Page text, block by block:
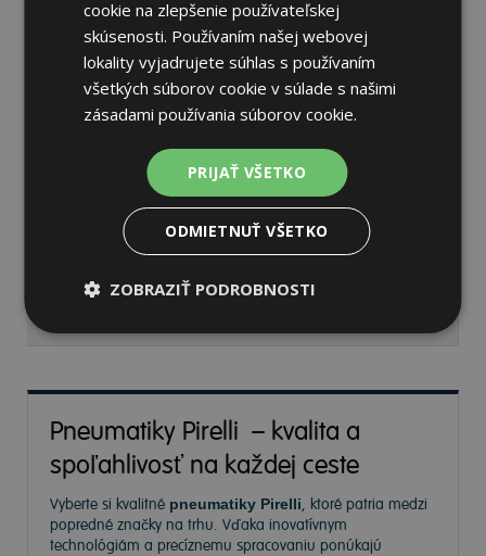
Pirelli SCORPION ALL
255/45 R20 105 Y Celoročné
A B
Nie je skladom Sledovať naskladnenie
246,89 €
Pneumatiky Pirelli – kvalita a
spoľahlivosť na každej ceste
Vyberte si kvalitné pneumatiky Pirelli, ktoré patria medzi
popredné značky na trhu. Vďaka inovatívnym
technológiám a precíznemu spracovaniu ponúkajú
cookie na zlepšenie používateľskej
skúsenosti. Používaním našej webovej
lokality vyjadrujete súhlas s používaním
všetkých súborov cookie v súlade s našimi
zásadami používania súborov cookie.
PRIJAŤ VŠETKO
ODMIETNUŤ VŠETKO
ZOBRAZIŤ PODROBNOSTI